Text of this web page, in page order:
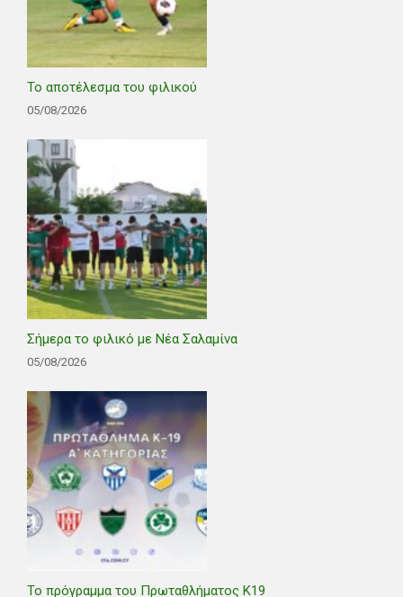
Το αποτέλεσμα του φιλικού
05/08/2026
Σήμερα το φιλικό με Νέα Σαλαμίνα
05/08/2026
Το πρόγραμμα του Πρωταθλήματος Κ19